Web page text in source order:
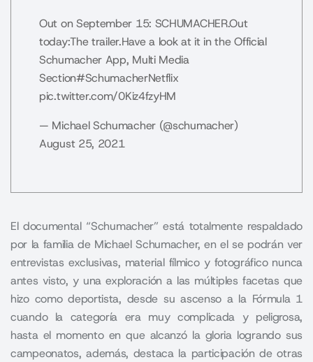
Out on September 15: SCHUMACHER.Out
today:The trailer.Have a look at it in the Official
Schumacher App, Multi Media
Section#SchumacherNetflix
pic.twitter.com/0Kiz4fzyHM
— Michael Schumacher (@schumacher)
August 25, 2021
El documental “Schumacher” está totalmente respaldado
por la familia de Michael Schumacher, en el se podrán ver
entrevistas exclusivas, material fílmico y fotográfico nunca
antes visto, y una exploración a las múltiples facetas que
hizo como deportista, desde su ascenso a la Fórmula 1
cuando la categoría era muy complicada y peligrosa,
hasta el momento en que alcanzó la gloria logrando sus
campeonatos, además, destaca la participación de otras